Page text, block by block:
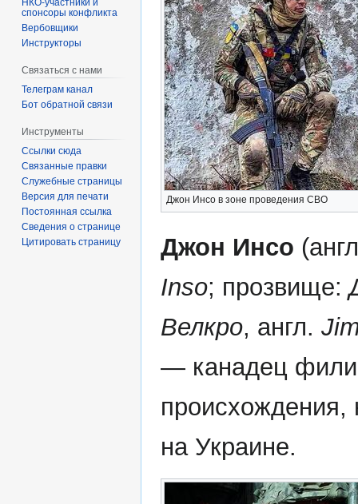
Джон Инсо в зоне проведения СВО
Джон Инсо
Inso; прозвище:
Велкро, англ.
— канадец
происхождения,
на Украине.
спонсоры конфликта
‏‎Вербовщики
Инструкторы
Связаться с нами
Телеграм канал
Бот обратной связи
Инструменты
Ссылки сюда
Связанные правки
Служебные страницы
Версия для печати
Постоянная ссылка
Сведения о странице
Цитировать страницу